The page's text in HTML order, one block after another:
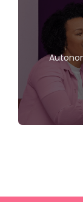
Educação